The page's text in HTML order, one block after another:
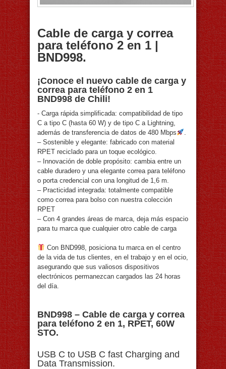
Cable de carga y correa
para teléfono 2 en 1 |
BND998.
¡Conoce el nuevo cable de carga y
correa para teléfono 2 en 1
BND998 de Chili!⁠
​- Carga rápida simplificada: compatibilidad de tipo
C a tipo C (hasta 60 W) y de tipo C a Lightning,
además de transferencia de datos de 480 Mbps
– Sostenible y elegante: fabricado con material
RPET reciclado para un toque ecológico.⁠
– Innovación de doble propósito: cambia entre un
cable duradero y una elegante correa para teléfono
o porta credencial con una longitud de 1,6 m.⁠
– Practicidad integrada: totalmente compatible
como correa para bolso con nuestra colección
RPET⁠
– Con 4 grandes áreas de marca, deja más espacio
para tu marca que cualquier otro cable de carga⁠
Con BND998, posiciona tu marca en el centro
de la vida de tus clientes, en el trabajo y en el ocio,
asegurando que sus valiosos dispositivos
electrónicos permanezcan cargados las 24 horas
del día⁠.
BND998 – Cable de carga y correa
para teléfono 2 en 1, RPET, 60W
STO.
USB C to USB C fast Charging and
Data Transmission.